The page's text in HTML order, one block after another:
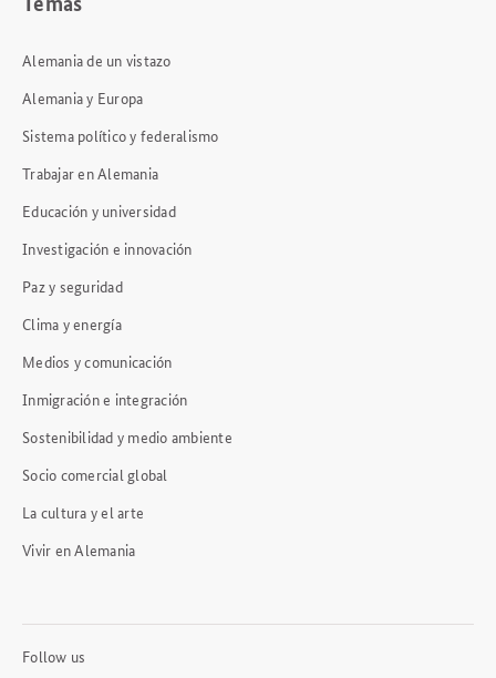
Alemania de un vistazo
Alemania y Europa
Sistema político y federalismo
Trabajar en Alemania
Educación y universidad
Investigación e innovación
Paz y seguridad
Clima y energía
Medios y comunicación
Inmigración e integración
Sostenibilidad y medio ambiente
Socio comercial global
La cultura y el arte
Vivir en Alemania
Follow us